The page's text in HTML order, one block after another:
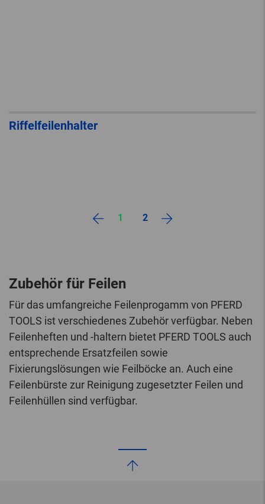
Riffelfeilenhalter
1 2
Zubehör für Feilen
Für das umfangreiche Feilenprogamm von PFERD
TOOLS ist verschiedenes Zubehör verfügbar. Neben
Feilenheften und -haltern bietet PFERD TOOLS auch
entsprechende Ersatzfeilen sowie
Fixierungslösungen wie Feilböcke an. Auch eine
Feilenbürste zur Reinigung zugesetzter Feilen und
Feilenhüllen sind verfügbar.